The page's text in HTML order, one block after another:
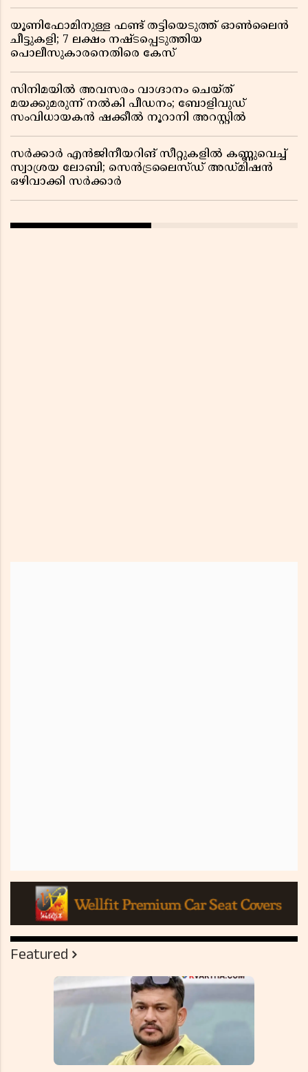
യൂണിഫോമിനുള്ള ഫണ്ട് തട്ടിയെടുത്ത് ഓൺലൈൻ
ചീട്ടുകളി; 7 ലക്ഷം നഷ്ടപ്പെടുത്തിയ
പൊലീസുകാരനെതിരെ കേസ്
സിനിമയിൽ അവസരം വാഗ്ദാനം ചെയ്ത്
മയക്കുമരുന്ന് നൽകി പീഡനം; ബോളിവുഡ്
സംവിധായകൻ ഷക്കീൽ നൂറാനി അറസ്റ്റിൽ
സർക്കാർ എൻജിനീയറിങ് സീറ്റുകളിൽ കണ്ണുവെച്ച്
സ്വാശ്രയ ലോബി; സെൻട്രലൈസ്ഡ് അഡ്മിഷൻ
ഒഴിവാക്കി സർക്കാർ
Featured